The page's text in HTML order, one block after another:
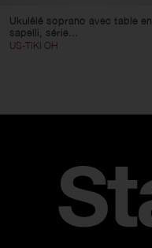
Ukulélé soprano avec table en
sapelli, série...
US-TIKI OH